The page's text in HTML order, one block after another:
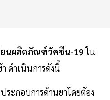
ยนผลิตภัณฑ์วัคซีน-19ใน
ดำเนินการดังนี้
ะกอบการด้านยาโดยต้อง